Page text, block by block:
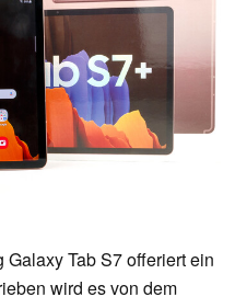
Tab S7 offeriert ein
wird es von dem